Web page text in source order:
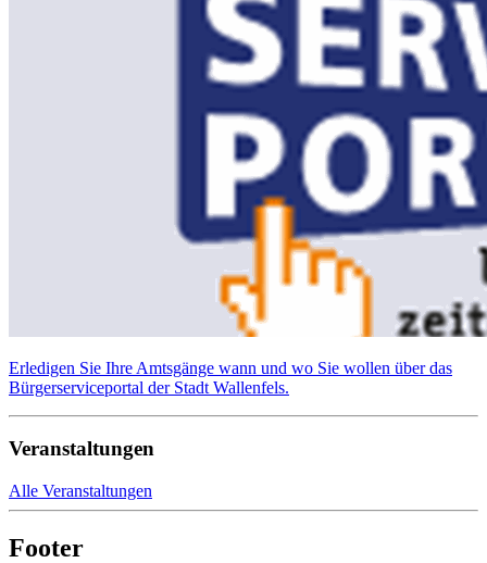
Erledigen Sie Ihre Amtsgänge wann und wo Sie wollen über das
Bürgerserviceportal der Stadt Wallenfels.
Veranstaltungen
Alle Veranstaltungen
Footer